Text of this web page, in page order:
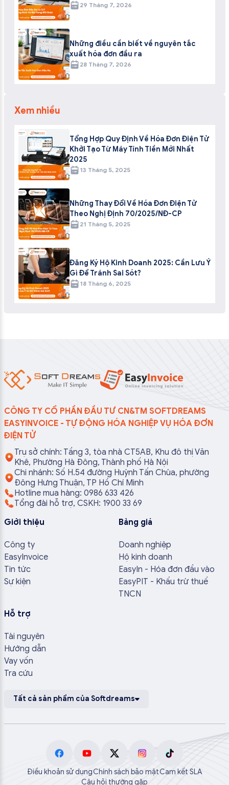
29 Tháng 7, 2026
Những điều cần biết về nguyên tắc
xuất hóa đơn đầu ra
28 Tháng 7, 2026
Xem nhiều
Tổng Hợp Quy Định Về Hóa Đơn Điện Tử
Khởi Tạo Từ Máy Tính Tiền Mới Nhất
2025
13 Tháng 5, 2025
Những Thay Đổi Về Hóa Đơn Điện Tử
Theo Nghị Định 70/2025/NĐ-CP
21 Tháng 5, 2025
Đăng Ký Hộ Kinh Doanh 2025: Cần Lưu Ý
Gì Để Tránh Sai Sót?
18 Tháng 6, 2025
CÔNG TY CỔ PHẦN ĐẦU TƯ CN&TM SOFTDREAMS
EASYINVOICE - TỰ ĐỘNG HÓA NGHIỆP VỤ HÓA ĐƠN
ĐIỆN TỬ
Trụ sở chính: Tầng 3, tòa nhà CT5AB, Khu đô thị Văn
Khê, Phường Hà Đông, Thành phố Hà Nội
Chi nhánh: Số H.54 đường Huỳnh Tấn Chùa, phường
Đông Hưng Thuận, TP Hồ Chí Minh
Hotline mua hàng: 0986 633 426
Tổng đài hỗ trợ, CSKH: 1900 33 69
Giới thiệu
Công ty
EasyInvoice
Tin tức
Sự kiện
Bảng giá
Doanh nghiệp
Hộ kinh doanh
EasyIn - Hóa đơn đầu vào
EasyPIT - Khấu trừ thuế
TNCN
Hỗ trợ
Tài nguyên
Hướng dẫn
Vay vốn
Tra cứu
Tất cả sản phẩm của Softdreams
Điều khoản sử dụngChính sách bảo mậtCam kết SLA
Câu hỏi thường gặp